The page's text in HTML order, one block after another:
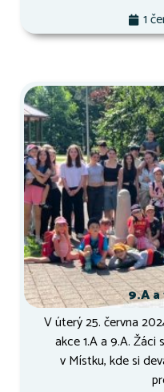
1
9.A a
V úterý 25. června
akce 1.A a 9.A. Žáci
v Místku, kde si